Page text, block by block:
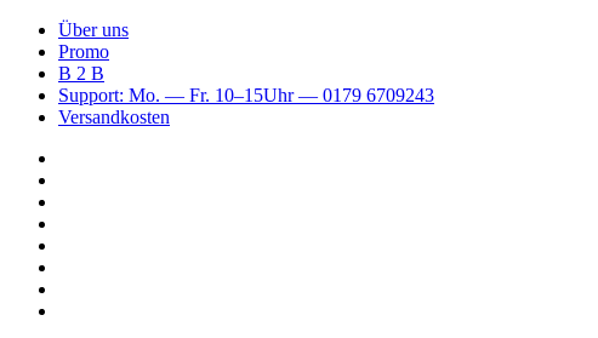
Über uns
Promo
B 2 B
Support: Mo. — Fr. 10–15Uhr — 0179 6709243
Versandkosten